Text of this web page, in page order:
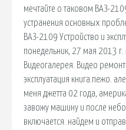
мечтайте о таковом ВАЗ-
устранения основных
ВАЗ-2109 Устройство и
понедельник, 27 мая 2013 г.
Видеогалерея. Видео
эксплуатация книга.пежо.
меня джетта 02 года,
завожу машину и после
включается. найдем и